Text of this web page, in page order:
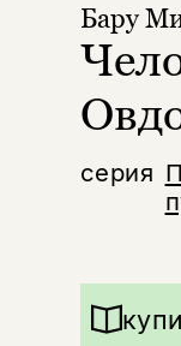
серия
Бару